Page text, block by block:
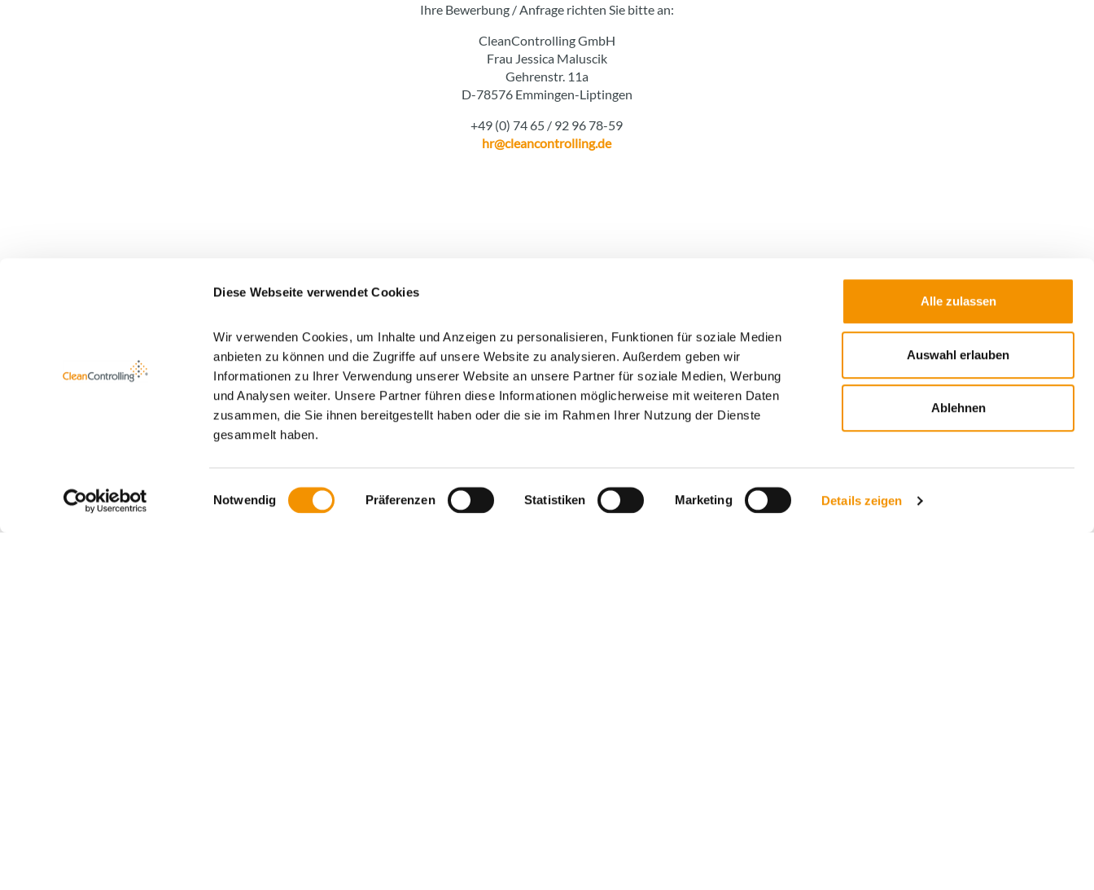
Diese Webseite verwendet Cookies
Wir verwenden Cookies, um Inhalte und Anzeigen zu personalisieren, Funktionen für soziale Medien
anbieten zu können und die Zugriffe auf unsere Website zu analysieren. Außerdem geben wir
Informationen zu Ihrer Verwendung unserer Website an unsere Partner für soziale Medien, Werbung
und Analysen weiter. Unsere Partner führen diese Informationen möglicherweise mit weiteren Daten
zusammen, die Sie ihnen bereitgestellt haben oder die sie im Rahmen Ihrer Nutzung der Dienste
gesammelt haben.
Einwilligungsauswahl
Notwendig Präferenzen Statistiken Marketing Details zeigen
Alle zulassen
Auswahl erlauben
Ablehnen
Ihre Bewerbung / Anfrage richten Sie bitte an:
CleanControlling GmbH
Frau Jessica Maluscik
Gehrenstr. 11a
D-78576 Emmingen-Liptingen
+49 (0) 74 65 / 92 96 78-59
hr@cleancontrolling.de